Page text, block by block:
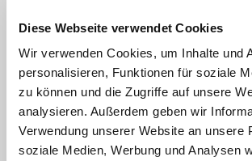
Diese Webseite verwendet Cookies
Wir verwenden Cookies, um Inhalte und
personalisieren, Funktionen für soziale
zu können und die Zugriffe auf unsere
analysieren. Außerdem geben wir
Verwendung unserer Website an unsere
soziale Medien, Werbung und Analysen
Prozent rechnen. Nur durch
Einsparungen bleibe den
Norddeutschland heute noch
Neues".
Für künftige Investitionen